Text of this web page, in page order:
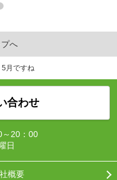
へ
月ですね
合わせ
～20：00
日
概要